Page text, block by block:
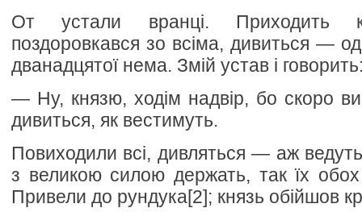
От устали вранці. Приходить
поздоровкався зо всіма, дивиться —
дванадцятої нема. Змій устав і
— Ну, князю, ходім надвір, бо скоро
дивиться, як вестимуть.
Повиходили всі, дивляться — аж ведуть
з великою силою держать, так їх
Привели до рундука[2]; князь обійшов